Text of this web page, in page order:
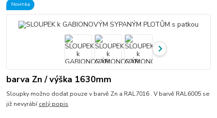
Novinka
barva Zn / výška 1630mm
Sloupky možno dodat pouze v barvě Zn a RAL7016 . V barvě RAL6005 se
již nevyrábícelý popis